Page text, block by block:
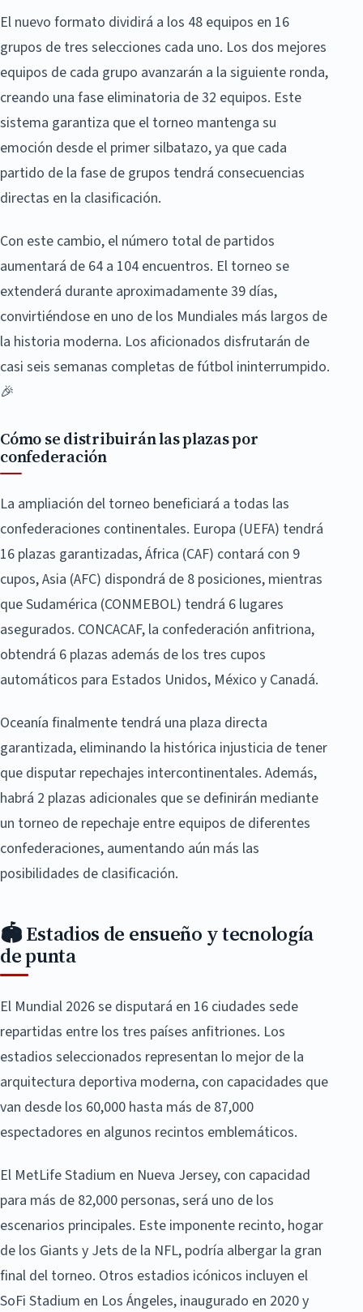
El nuevo formato dividirá a los 48 equipos en 16
grupos de tres selecciones cada uno. Los dos mejores
equipos de cada grupo avanzarán a la siguiente ronda,
creando una fase eliminatoria de 32 equipos. Este
sistema garantiza que el torneo mantenga su
emoción desde el primer silbatazo, ya que cada
partido de la fase de grupos tendrá consecuencias
directas en la clasificación.
Con este cambio, el número total de partidos
aumentará de 64 a 104 encuentros. El torneo se
extenderá durante aproximadamente 39 días,
convirtiéndose en uno de los Mundiales más largos de
la historia moderna. Los aficionados disfrutarán de
casi seis semanas completas de fútbol ininterrumpido.
🎉
Cómo se distribuirán las plazas por
confederación
La ampliación del torneo beneficiará a todas las
confederaciones continentales. Europa (UEFA) tendrá
16 plazas garantizadas, África (CAF) contará con 9
cupos, Asia (AFC) dispondrá de 8 posiciones, mientras
que Sudamérica (CONMEBOL) tendrá 6 lugares
asegurados. CONCACAF, la confederación anfitriona,
obtendrá 6 plazas además de los tres cupos
automáticos para Estados Unidos, México y Canadá.
Oceanía finalmente tendrá una plaza directa
garantizada, eliminando la histórica injusticia de tener
que disputar repechajes intercontinentales. Además,
habrá 2 plazas adicionales que se definirán mediante
un torneo de repechaje entre equipos de diferentes
confederaciones, aumentando aún más las
posibilidades de clasificación.
🏟️ Estadios de ensueño y tecnología
de punta
El Mundial 2026 se disputará en 16 ciudades sede
repartidas entre los tres países anfitriones. Los
estadios seleccionados representan lo mejor de la
arquitectura deportiva moderna, con capacidades que
van desde los 60,000 hasta más de 87,000
espectadores en algunos recintos emblemáticos.
El MetLife Stadium en Nueva Jersey, con capacidad
para más de 82,000 personas, será uno de los
escenarios principales. Este imponente recinto, hogar
de los Giants y Jets de la NFL, podría albergar la gran
final del torneo. Otros estadios icónicos incluyen el
SoFi Stadium en Los Ángeles, inaugurado en 2020 y